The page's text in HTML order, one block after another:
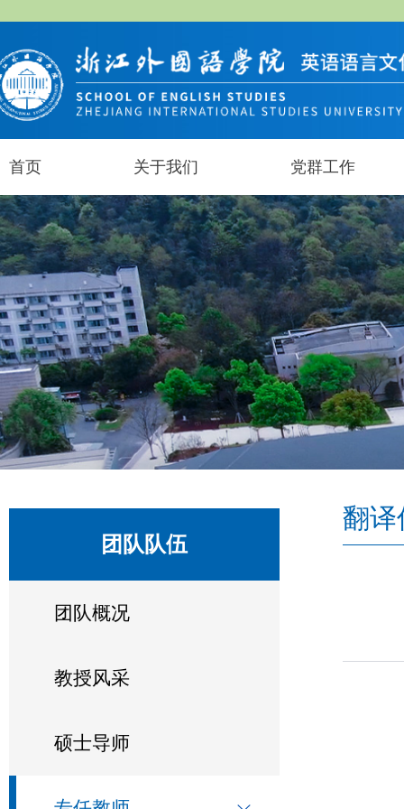
首页 关于我们 党群工作
团队队伍
团队概况
教授风采
硕士导师
翻译